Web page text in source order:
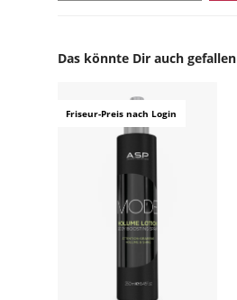
Das könnte Dir auch gefallen
Friseur-Preis nach Login